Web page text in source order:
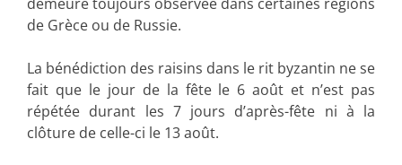
de Grèce ou de Russie.
La bénédiction des raisins dans le rit byzantin ne se
fait que le jour de la fête le 6 août et n’est pas
répétée durant les 7 jours d’après-fête ni à la
clôture de celle-ci le 13 août.